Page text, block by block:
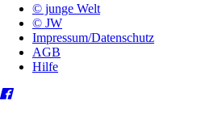
© junge Welt
© JW
Impressum/Datenschutz
AGB
Hilfe